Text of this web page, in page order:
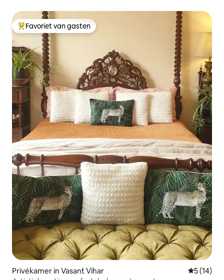
Topfavoriet van gasten
Favoriet van gasten
Privékamer in Vasant Vihar
5 (14)